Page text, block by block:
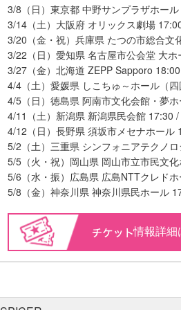
3/8（日）東京都 中野サンプラザホー
3/14（土）大阪府 オリックス劇場
3/20（金・祝）兵庫県 たつの市総合
3/22（日）愛知県 名古屋市公会堂 大
3/27（金）北海道 ZEPP Sapporo
4/4（土）愛媛県 しこちゅ～ホール（
4/5（日）徳島県 阿南市文化会館・夢
4/11（土）新潟県 新潟県民会館 17:30
4/12（日）長野県 須坂市メセナホール
5/2（土）三重県 シンフォニアテクノ
5/5（火・祝）岡山県 岡山市立市民文
5/6（水・振）広島県 広島NTTクレド
5/8（金）神奈川県 神奈川県民ホール
情報詳細